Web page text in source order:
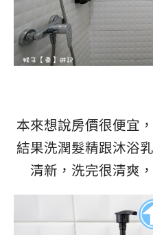
本來想說房價很便宜
結果洗潤髮精跟沐浴
清新，洗完很清爽